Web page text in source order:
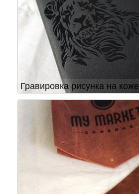
Гравировка рисунка на коже